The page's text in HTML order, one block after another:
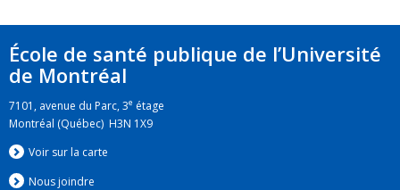
École de santé publique de l’Université
de Montréal
7101, avenue du Parc, 3e étage
Montréal (Québec) H3N 1X9
Voir sur la carte
Nous joindre